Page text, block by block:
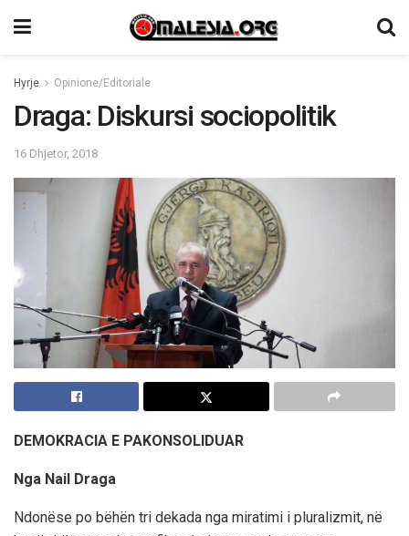
Hyrje Opinione/Editoriale
Draga: Diskursi sociopolitik
16 Dhjetor, 2018
DEMOKRACIA E PAKONSOLIDUAR
Nga Nail Draga
Ndonëse po bëhën tri dekada nga miratimi i pluralizmit, në